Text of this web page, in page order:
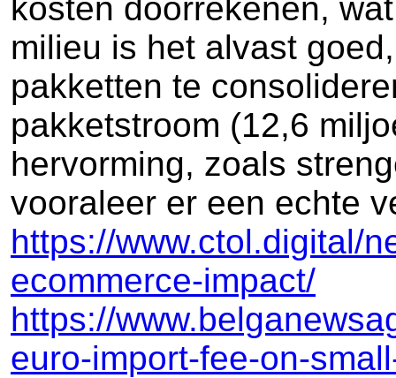
kosten doorrekenen,
milieu is het alvast
pakketten te
pakketstroom (12,6
hervorming, zoals
vooraleer er een echte
https://www.ctol.digital/
ecommerce-impact/
https://
euro-import-fee-on-